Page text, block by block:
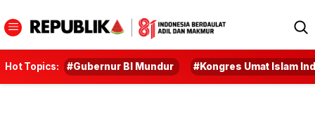
Hot Topics: #Gubernur BI Mundur #Kongres Umat Islam